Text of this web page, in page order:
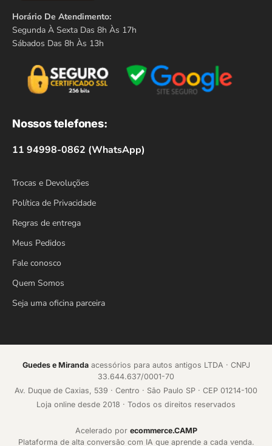
Horário De Atendimento:
Segunda À Sexta Das 8h Às 17h
Sábados Das 8h Às 13h
Nossos telefones:
11 94998-0862 (WhatsApp)
Trocas e Devoluções
Política de Privacidade
Regras de entrega
Meus Pedidos
Fale conosco
Quem Somos
Seja uma oficina parceira
Guedes e Mirandaacessórios para autos antigos LTDA · CNPJ
33.644.637/0001-70
Av. Duque de Caxias, 539 · Centro · São Paulo SP · CEP 01214-100
Loja online desde 2018 · Todos os direitos reservados
Acelerado por ecommerce.CAMP
Plataforma de alta conversão com IA que aprende a cada venda.